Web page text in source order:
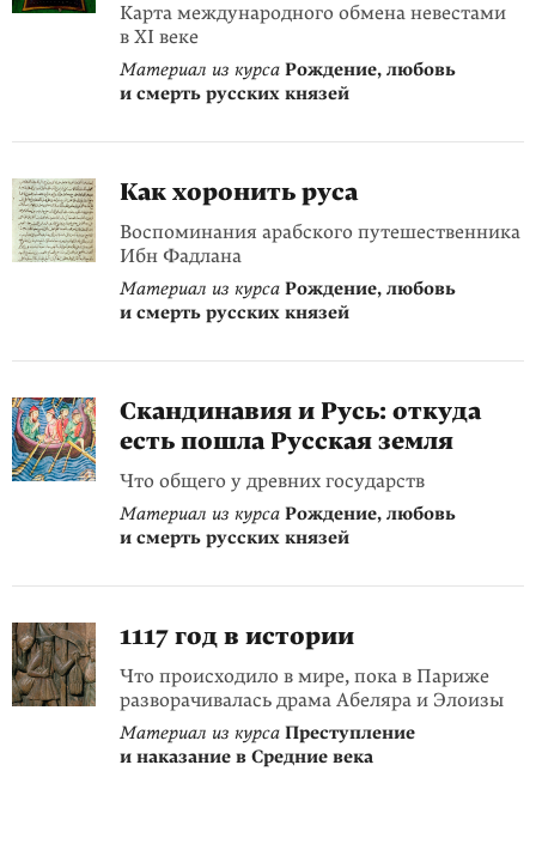
Карта международного обмена невестами
в XI веке
Материал из курса Рождение, любовь
и смерть русских князей
Как хоронить руса
Воспоминания арабского путешественника
Ибн Фадлана
Материал из курса Рождение, любовь
и смерть русских князей
Скандинавия и Русь: откуда
есть пошла Русская земля
Что общего у древних государств
Материал из курса Рождение, любовь
и смерть русских князей
1117 год в истории
Что происходило в мире, пока в Париже
разворачивалась драма Абеляра и Элоизы
Материал из курса Преступление
и наказание в Средние века